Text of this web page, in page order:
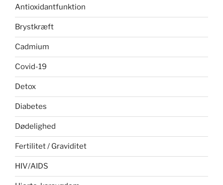
Antioxidantfunktion
Brystkræft
Cadmium
Covid-19
Detox
Diabetes
Dødelighed
Fertilitet / Graviditet
HIV/AIDS